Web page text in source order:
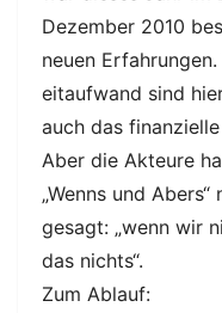
Dezember 2010
neuen
eitaufwand sind
auch das
Aber die Akteure
„Wenns und
gesagt: „wenn wir
das nichts“.
Zum Ablauf: